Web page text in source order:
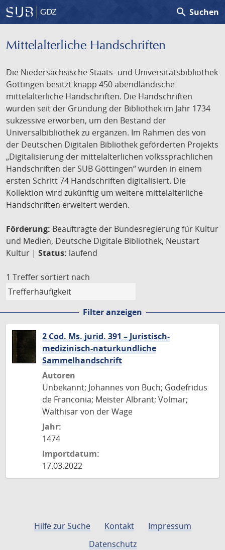
GDZ search Suchen
Mittelalterliche Handschriften
Die Niedersächsische Staats- und Universitätsbibliothek
Göttingen besitzt knapp 450 abendländische
mittelalterliche Handschriften. Die Handschriften
wurden seit der Gründung der Bibliothek im Jahr 1734
sukzessive erworben, um den Bestand der
Universalbibliothek zu ergänzen. Im Rahmen des von
der Deutschen Digitalen Bibliothek geförderten Projekts
„Digitalisierung der mittelalterlichen volkssprachlichen
Handschriften der SUB Göttingen“ wurden in einem
ersten Schritt 74 Handschriften digitalisiert. Die
Kollektion wird zukünftig um weitere mittelalterliche
Handschriften erweitert werden.
Förderung: Beauftragte der Bundesregierung für Kultur
und Medien, Deutsche Digitale Bibliothek, Neustart
Kultur | Status: laufend
1 Treffer sortiert nach
Filter anzeigen
2 Cod. Ms. jurid. 391 – Juristisch-
medizinisch-naturkundliche
Sammelhandschrift
Autoren
Unbekannt; Johannes von Buch; Godefridus
de Franconia; Meister Albrant; Volmar;
Walthisar von der Wage
Jahr:
1474
Importdatum:
17.03.2022
Hilfe zur Suche Kontakt
Impressum
Datenschutz